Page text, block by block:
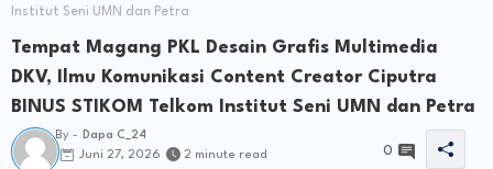
Institut Seni UMN dan Petra
Tempat Magang PKL Desain Grafis Multimedia
DKV, Ilmu Komunikasi Content Creator Ciputra
BINUS STIKOM Telkom Institut Seni UMN dan Petra
By -
Dapa C_24
Juni 27, 2026
2 minute read 0